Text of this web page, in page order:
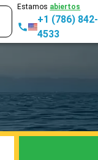
Estamos abiertos
+1 (786) 842-
4533